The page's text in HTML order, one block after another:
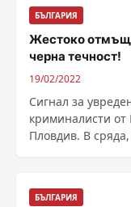
БЪЛГАРИЯ
Жестоко
черна течност!
19/02/2022
Сигнал за
криминалисти
Пловдив. В
БЪЛГАРИЯ